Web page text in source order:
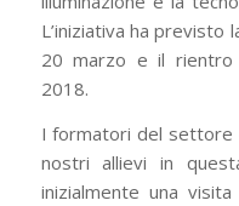
L’iniziativa ha previsto
20 marzo e il rientro
2018.
I formatori del settore
nostri allievi in
inizialmente una visita